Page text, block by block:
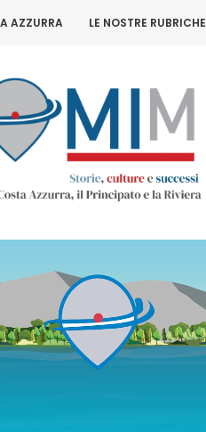
AZZURRA LE NOSTRE RUBRICHE